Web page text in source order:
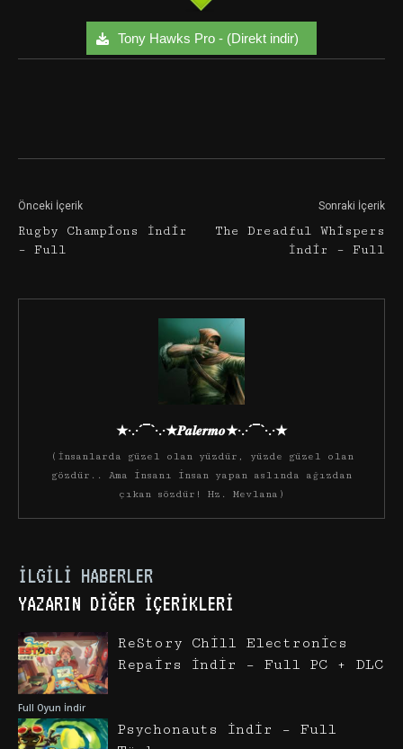
Tony Hawks Pro - (Direkt indir)
Önceki İçerik
Rugby Champions İndir
– Full
Sonraki İçerik
The Dreadful Whispers
İndir – Full
★·.·´¯`·.·★𝑷𝒂𝒍𝒆𝒓𝒎𝒐★·.·´¯`·.·★
(İnsanlarda güzel olan yüzdür, yüzde güzel olan
gözdür.. Ama insanı insan yapan aslında ağızdan
çıkan sözdür! Hz. Mevlana)
İLGILI HABERLER
YAZARIN DIĞER İÇERIKLERI
Full Oyun İndir
ReStory Chill Electronics
Repairs İndir – Full PC + DLC
Psychonauts İndir – Full